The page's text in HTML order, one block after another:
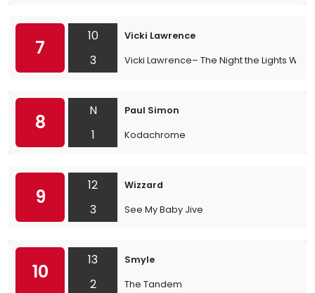
7
10
3
Vicki Lawrence
Vicki Lawrence– The Night the Lights
8
N
1
Paul Simon
Kodachrome
9
12
3
Wizzard
See My Baby Jive
10
13
2
Smyle
The Tandem